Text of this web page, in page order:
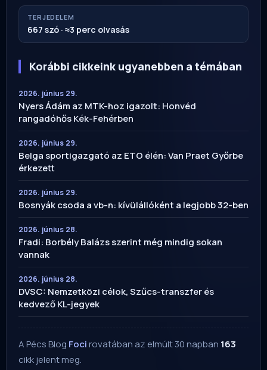
TERJEDELEM
667 szó · ≈3 perc olvasás
Korábbi cikkeink ugyanebben a témában
2026. június 29.
Nyers Ádám az MTK-hoz igazolt: Honvéd
rangadóhős Kék-Fehérben
2026. június 29.
Belga sportigazgató az ETO élén: Van Praet Győrbe
érkezett
2026. június 29.
Bosnyák csoda a vb-n: kívülállóként a legjobb 32-ben
2026. június 28.
Fradi: Borbély Balázs szerint még mindig sokan
vannak
2026. június 28.
DVSC: Nemzetközi célok, Szűcs-transzfer és
kedvező KL-jegyek
A Pécs Blog Focirovatában az elmúlt 30 napban 163
cikk jelent meg.